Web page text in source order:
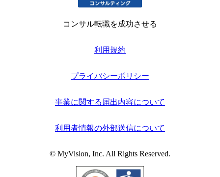
コンサル転職を成功させる
利用規約
プライバシーポリシー
事業に関する届出内容について
利用者情報の外部送信について
© MyVision, Inc. All Rights Reserved.